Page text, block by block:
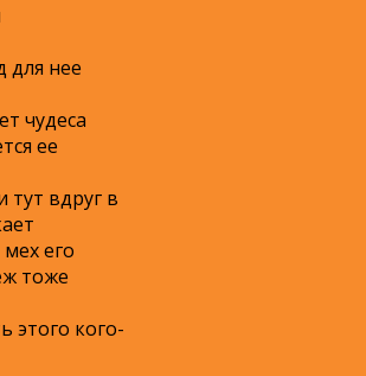
для нее
чудеса
ее
вдруг в
его
тоже
этого кого-